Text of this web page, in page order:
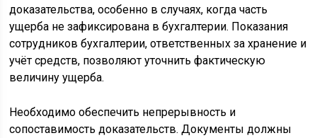
доказательства, особенно в случаях, когда часть
ущерба не зафиксирована в бухгалтерии. Показания
сотрудников бухгалтерии, ответственных за хранение и
учёт средств, позволяют уточнить фактическую
величину ущерба.
Необходимо обеспечить непрерывность и
сопоставимость доказательств. Документы должны